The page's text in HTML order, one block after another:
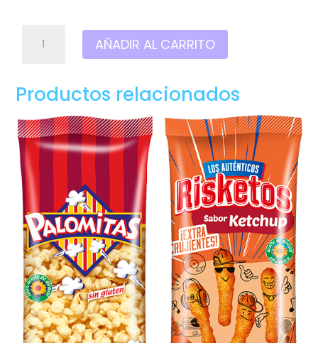
Tejitas
juvenil
cantidad
AÑADIR AL CARRITO
Productos relacionados